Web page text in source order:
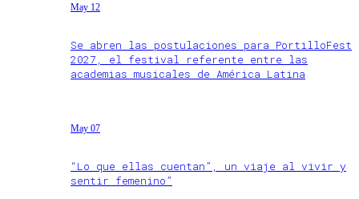
May 12
Se abren las postulaciones para PortilloFest
2027, el festival referente entre las
academias musicales de América Latina
May 07
“Lo que ellas cuentan”, un viaje al vivir y
sentir femenino”